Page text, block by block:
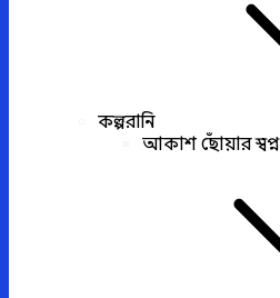
কল্পরানি
আকাশ ছোঁয়ার স্বপ্ন